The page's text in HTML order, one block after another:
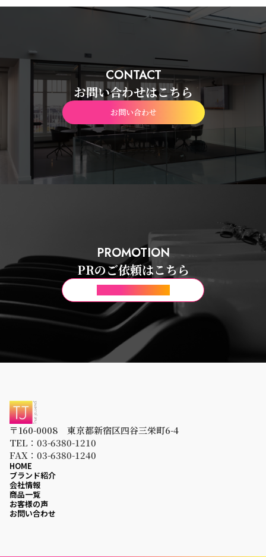
CONTACT
お問い合わせはこちら
お問い合わせ
PROMOTION
PRのご依頼はこちら
〒160-0008 東京都新宿区四谷三栄町6-4
TEL：03-6380-1210
FAX：03-6380-1240
HOME
ブランド紹介
会社情報
商品一覧
お客様の声
お問い合わせ